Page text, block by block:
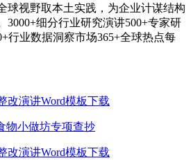
球视野取本土实践，为企业计谋结构
3000+细分行业研究演讲500+专家研
行业数据洞察市场365+全球热点每
改演讲Word模板下载
物小做坊专项查抄
改演讲Word模板下载